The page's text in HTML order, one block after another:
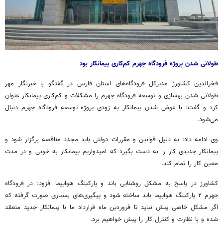
طولانی شدن پروژه فرودگاه جهرم کم‌کاری پیمانکار بود
فخرالدین کشاورز مدیرکل فرودگاه‌های استان فارس در گفتگو با خبرنگار مهر
طولانی شدن بهسازی و توسعه فرودگاه جهرم را مشکلات و کم‌کاری پیمانکار عنوان
کرد و گفت: با عوض شدن پیمانکار به زودی پروژه توسعه فرودگاه جهرم دنبال
می‌شود.
وی ادامه داد: به دلیل قوانین و مقررات دولتی باید مجددمناقصه برگزار شود و
پیمانکار جدیدی کار را به دست بگیرد که امیدواریم پیمانکار به خوبی و در مدت
معین کار را تمام کند.
کشاورز در پاسخ به مشکل روشنایی باند و پارکینگ هواپیما افزود: در فرودگاه
جهرم ۲ پارکینگ هواپیما باید ساخته شود و پیگیری‌های بسیاری صورت گرفته که
اگر مشکل خاصی پیش نیاید تا فروردین ماه قرارداد ما با پیمانکار جدید منعقد
شده و با نظارت و کنترل کار را پیش خواهیم برد.